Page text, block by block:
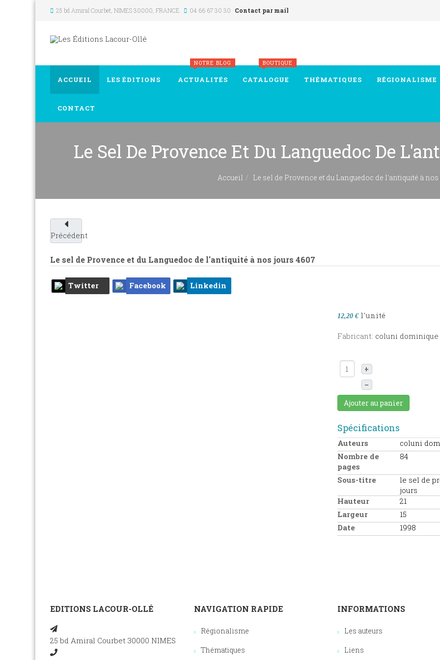
25 bd Amiral Courbet , NIMES30000 FRANCE 04 66 67 30 30 Contact par mail
ACCUEIL LES ÉDITIONS ACTUALITÉS
NOTRE BLOG
CATALOGUE
BOUTIQUE
THÉMATIQUES RÉGIONALISME
CONTACT
Le Sel De Provence Et Du Languedoc De
Accueil Le sel de Provence et du Languedoc de l'antiquité à
Précédent
Le sel de Provence et du Languedoc de l'antiquité à nos jours 4607
Twitter Facebook Linkedin
12,20 € l'unité
Fabricant: coluni dominique
+
–
Ajouter au panier
Spécifications
Auteurs
coluni
Nombre de
pages
84
Sous-titre
le sel de
jours
Hauteur
21
Largeur
15
Date
1998
EDITIONS LACOUR-OLLÉ
25 bd Amiral Courbet 30000 NIMES
NAVIGATION RAPIDE
Régionalisme
Thématiques
INFORMATIONS
Les auteurs
Liens